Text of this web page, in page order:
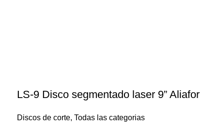
LS-9 Disco segmentado laser 9” Aliafor
Discos de corte, Todas las categorias